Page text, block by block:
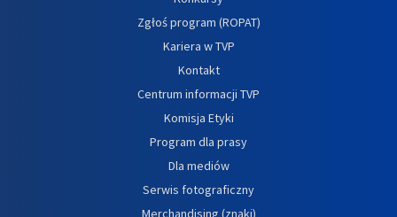
Zgłoś program (ROPAT)
Kariera w TVP
Kontakt
Centrum informacji TVP
Komisja Etyki
Program dla prasy
Dla mediów
Serwis fotograficzny
Merchandising (znaki)